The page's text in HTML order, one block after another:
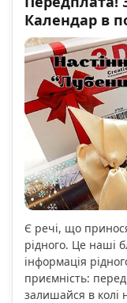
Календар в
Є речі, що
рідного. Це наші
інформація
приємність:
залишайся в